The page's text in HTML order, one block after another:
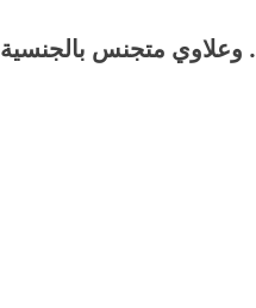
العراقي.. وعلاوي متجنس بالجنسية